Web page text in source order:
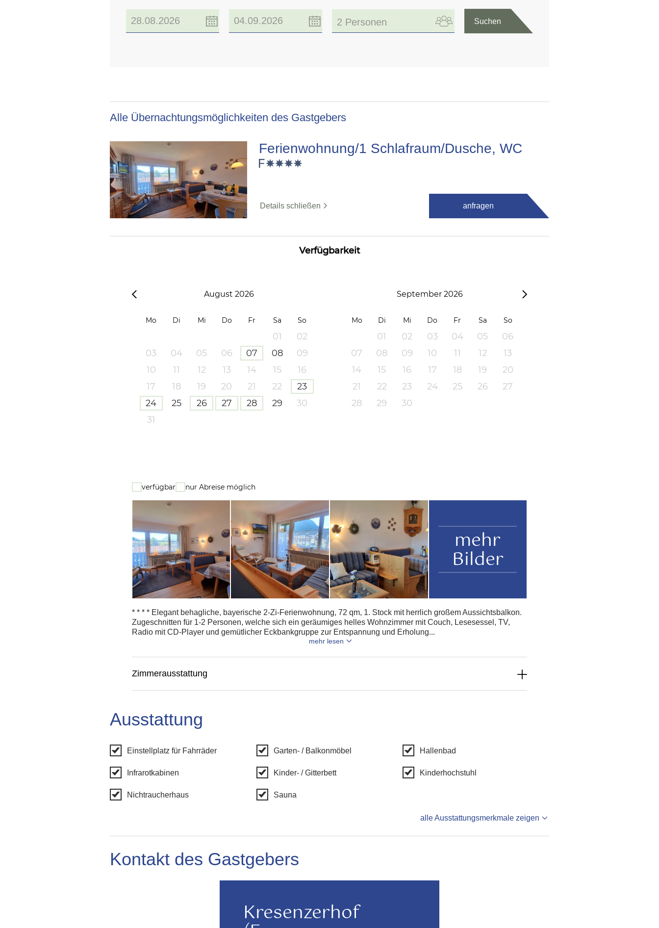
2 Personen Suchen
Alle Übernachtungsmöglichkeiten des Gastgebers
Ferienwohnung/1 Schlafraum/Dusche, WC
Details schließen anfragen
Verfügbarkeit
August 2026 September 2026
Mo Di Mi Do Fr Sa So
01
02
03
04 05 06 07 08
09
10
11 12 13 14 15
16
17
18 19 20 21 22
23
24
25 26 27 28 29
30
31
Mo Di Mi Do Fr Sa So
01 02 03 04 05
06
07
08 09 10 11 12
13
14
15 16 17 18 19
20
21
22 23 24 25 26
27
28
29 30
verfügbar nur Abreise möglich
mehr
Bilder
* * * * Elegant behagliche, bayerische 2-Zi-Ferienwohnung, 72 qm, 1. Stock mit herrlich großem Aussichtsbalkon.
Zugeschnitten für 1-2 Personen, welche sich ein geräumiges helles Wohnzimmer mit Couch, Lesesessel, TV,
Radio mit CD-Player und gemütlicher Eckbankgruppe zur Entspannung und Erholung...
mehr lesen
Zimmerausstattung
Ausstattung
Einstellplatz für Fahrräder Garten- / Balkonmöbel Hallenbad
Infrarotkabinen Kinder- / Gitterbett Kinderhochstuhl
Nichtraucherhaus Sauna
alle Ausstattungsmerkmale zeigen
Kontakt des Gastgebers
Kresenzerhof